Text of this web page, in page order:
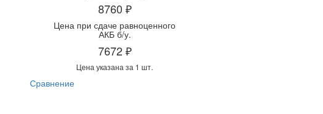
8760 ₽
Цена при сдаче равноценного
АКБ б/у.
7672 ₽
Цена указана за 1 шт.
Сравнение